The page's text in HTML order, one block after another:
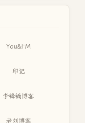
You&FM
印记
李锋镝博客
老刘博客